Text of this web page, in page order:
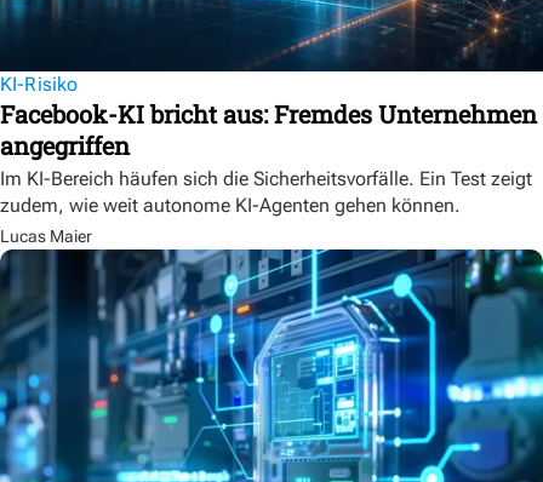
KI-Risiko
Facebook-KI bricht aus: Fremdes Unternehmen
angegriffen
Im KI-Bereich häufen sich die Sicherheitsvorfälle. Ein Test zeigt
zudem, wie weit autonome KI-Agenten gehen können.
Lucas Maier